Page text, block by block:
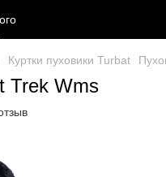
Куртки пуховики Turbat
Trek Wms